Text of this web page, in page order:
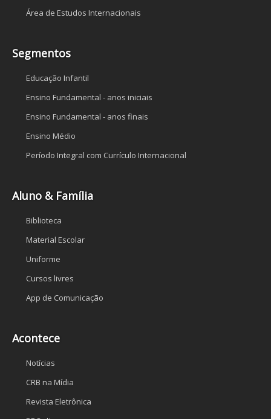
Área de Estudos Internacionais
Segmentos
Educação Infantil
Ensino Fundamental - anos iniciais
Ensino Fundamental - anos finais
Ensino Médio
Período Integral com Currículo Internacional
Aluno & Família
Biblioteca
Material Escolar
Uniforme
Cursos livres
App de Comunicação
Acontece
Notícias
CRB na Mídia
Revista Eletrônica